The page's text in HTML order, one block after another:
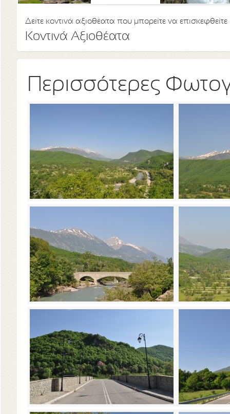
Δείτε κοντινά αξιοθέατα που μπορείτε να επισκεφθείτε
Κοντινά Αξιοθέατα
Περισσότερες